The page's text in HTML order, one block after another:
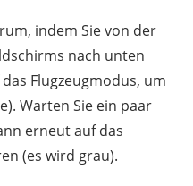
indem Sie von der
nach unten
Flugzeugmodus, um
Warten Sie ein paar
erneut auf das
(es wird grau).